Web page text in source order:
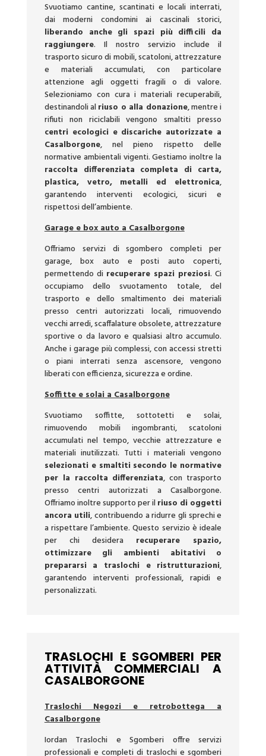
Svuotiamo cantine, scantinati e locali interrati,
dai moderni condomini ai cascinali storici,
liberando anche gli spazi più difficili da
raggiungere. Il nostro servizio include il
trasporto sicuro di mobili, scatoloni, attrezzature
e materiali accumulati, con particolare
attenzione agli oggetti fragili o di valore.
Selezioniamo con cura i materiali recuperabili,
destinandoli alriuso o alla donazione, mentre i
rifiuti non riciclabili vengono smaltiti presso
centri ecologici e discariche autorizzate a
Casalborgone, nel pieno rispetto delle
normative ambientali vigenti. Gestiamo inoltre la
raccolta differenziata completa di carta,
plastica, vetro, metalli ed elettronica,
garantendo interventi ecologici, sicuri e
rispettosi dell’ambiente.
Garage e box auto a Casalborgone
Offriamo servizi di sgombero completi per
garage, box auto e posti auto coperti,
permettendo di recuperare spazi preziosi. Ci
occupiamo dello svuotamento totale, del
trasporto e dello smaltimento dei materiali
presso centri autorizzati locali, rimuovendo
vecchi arredi, scaffalature obsolete, attrezzature
sportive o da lavoro e qualsiasi altro accumulo.
Anche i garage più complessi, con accessi stretti
o piani interrati senza ascensore, vengono
liberati con efficienza, sicurezza e ordine.
Soffitte e solai a Casalborgone
Svuotiamo soffitte, sottotetti e solai,
rimuovendo mobili ingombranti, scatoloni
accumulati nel tempo, vecchie attrezzature e
materiali inutilizzati. Tutti i materiali vengono
selezionati e smaltiti secondo le normative
per la raccolta differenziata, con trasporto
presso centri autorizzati a Casalborgone.
Offriamo inoltre supporto per ilriuso di oggetti
ancora utili, contribuendo a ridurre gli sprechi e
a rispettare l’ambiente. Questo servizio è ideale
per chi desidera recuperare spazio,
ottimizzare gli ambienti abitativi o
prepararsi a traslochi e ristrutturazioni,
garantendo interventi professionali, rapidi e
personalizzati.
TRASLOCHI E SGOMBERI PER
ATTIVITÀ COMMERCIALI A
CASALBORGONE
Traslochi Negozi e retrobottega a
Casalborgone
Iordan Traslochi e Sgomberi offre servizi
professionali e completi di traslochi e sgomberi